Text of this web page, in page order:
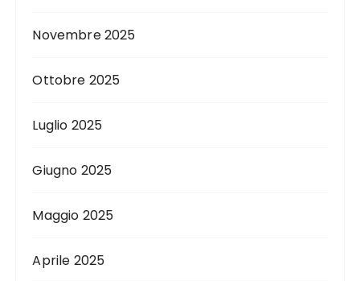
Novembre 2025
Ottobre 2025
Luglio 2025
Giugno 2025
Maggio 2025
Aprile 2025